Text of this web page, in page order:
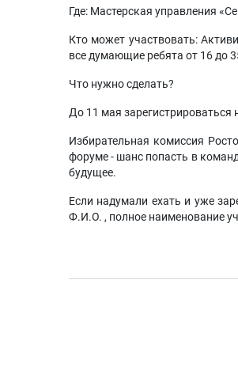
Где: Мастерская управления
Кто может участвовать:
все думающие ребята от 16 до
Что нужно сделать?
До 11 мая
Избирательная комиссия
форуме - шанс попасть в
будущее.
Если надумали ехать и уже
Ф.И.О. , полное наименование